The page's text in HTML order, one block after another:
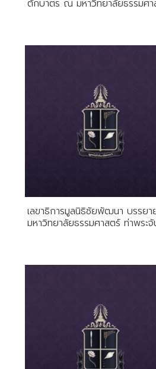
ตักบาตร ณ มหาวิทยาลัยธรรมศ
เลขาธิการมูลนิธิชัยพัฒนา บรรย
มหาวิทยาลัยธรรมศาสตร์ ท่าพระ